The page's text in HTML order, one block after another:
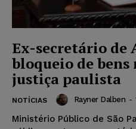
Ex-secretário de
bloqueio de bens
justiça paulista
NOTÍCIAS Rayner Dalben -
Ministério Público de São